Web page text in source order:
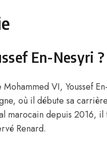
En-Nesyri ?
Mohammed VI, Youssef
où il débute sa
marocain depuis 2016, il
Renard.